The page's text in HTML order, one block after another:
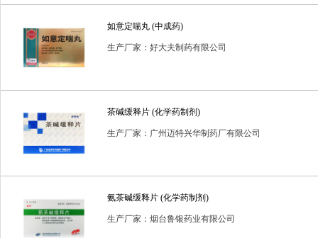
如意定喘丸 (中成药)
生产厂家：好大夫制药有限公司
茶碱缓释片 (化学药制剂)
生产厂家：广州迈特兴华制药厂有限公司
氨茶碱缓释片 (化学药制剂)
生产厂家：烟台鲁银药业有限公司